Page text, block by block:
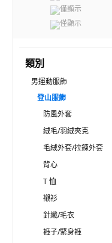
僅顯示
僅顯示
類別
男運動服飾
登山服飾
防風外套
絨毛/羽絨夾克
毛絨外套/拉鍊外套
背心
T 恤
襯衫
針織/毛衣
褲子/緊身褲